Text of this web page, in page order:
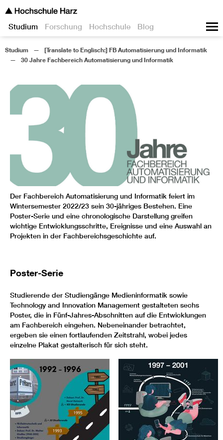
Studium Forschung Hochschule Blog
Studium
[Translate to Englisch:] FB Automatisierung und Informatik
30 Jahre Fachbereich Automatisierung und Informatik
Der Fachbereich Automatisierung und Informatik feiert im
Wintersemester 2022/23 sein 30-jähriges Bestehen. Eine
Poster-Serie und eine chronologische Darstellung greifen
wichtige Entwicklungsschritte, Ereignisse und eine Auswahl an
Projekten in der Fachbereichsgeschichte auf.
Poster-Serie
Studierende der Studiengänge Medieninformatik sowie
Technology and Innovation Management gestalteten sechs
Poster, die in Fünf-Jahres-Abschnitten auf die Entwicklungen
am Fachbereich eingehen. Nebeneinander betrachtet,
ergeben sie einen fortlaufenden Zeitstrahl, wobei jedes
einzelne Plakat gestalterisch für sich steht.